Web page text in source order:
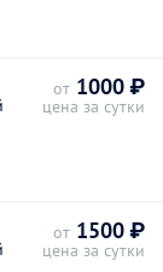
от 1000 ₽
цена за сутки
от 1500 ₽
цена за сутки